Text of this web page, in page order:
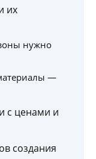
их
нужно
—
с ценами и
создания